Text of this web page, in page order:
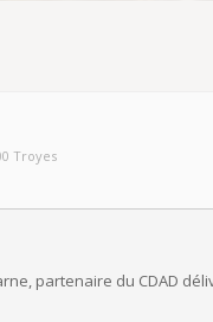
Troyes
partenaire du CDAD